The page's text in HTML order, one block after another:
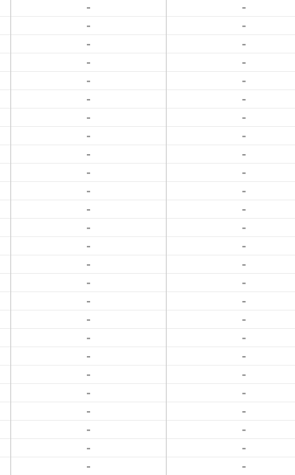
- -
- -
- -
- -
- -
- -
- -
- -
- -
- -
- -
- -
- -
- -
- -
- -
- -
- -
- -
- -
- -
- -
- -
- -
- -
- -